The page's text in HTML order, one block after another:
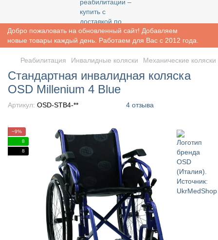
Добро пожаловать на обновленный сайт! Добавляем
новые товары каждый день. Работаем для Вас с 2012 года.
Реабилитация Инвалидные коляски Механические коляски
Стандартная инвалидная коляска
OSD Millenium 4 Blue
Артикул: OSD-STB4-** 4 отзыва
−9%
8
8